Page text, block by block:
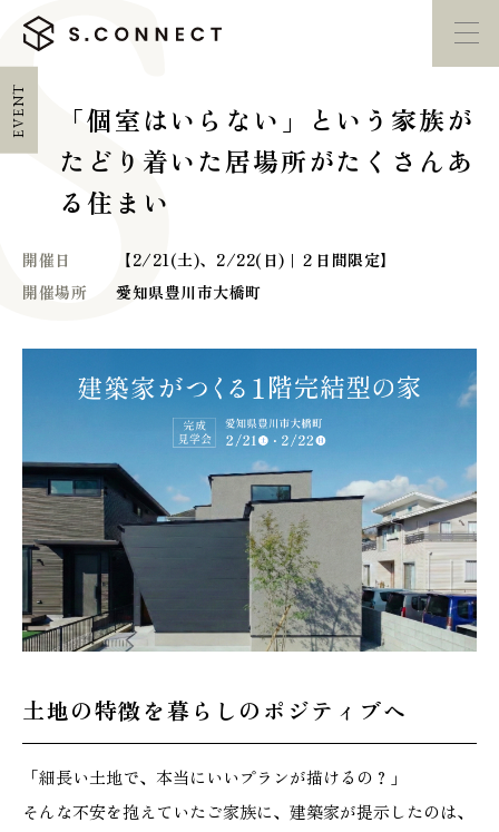
HOME
CONCEPT
CASE
施工実績
GALLERY
施工ギャラリー
スタッフブログ
COMPANY
会社情報
家づくり勉強会
EVENT
「個室はいらない」という家族が
たどり着いた居場所がたくさんあ
る住まい
開催日
【2/21(土)、2/22(日) | ２日間限定】
開催場所
愛知県豊川市大橋町
土地の特徴を暮らしのポジティブへ
「細長い土地で、本当にいいプランが描けるの？」
そんな不安を抱えていたご家族に、建築家が提示したのは、